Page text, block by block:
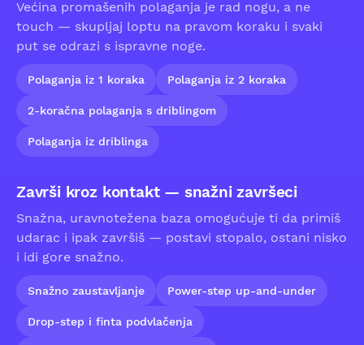
Većina promašenih polaganja je rad nogu, a ne
touch — skupljaj loptu na pravom koraku i svaki
put se odrazi s ispravne noge.
Polaganja iz 1 koraka Polaganja iz 2 koraka
2-koračna polaganja s driblingom
Polaganja iz driblinga
Završi kroz kontakt — snažni završeci
Snažna, uravnotežena baza omogućuje ti da primiš
udarac i ipak završiš — postavi stopalo, ostani nisko
i idi gore snažno.
Snažno zaustavljanje Power-step up-and-under
Drop-step i finta podvlačenja